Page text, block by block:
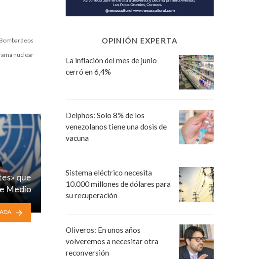
Bombardeos
nuclear
que
Medio
OPINIÓN EXPERTA
La inflación del mes de junio
cerró en 6,4%
Delphos: Solo 8% de los
venezolanos tiene una dosis de
vacuna
Sistema eléctrico necesita
10.000 millones de dólares para
su recuperación
Oliveros: En unos años
volveremos a necesitar otra
reconversión